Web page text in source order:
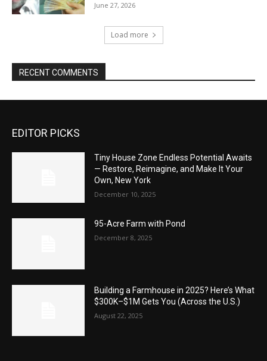
June 27, 2026
Load more
RECENT COMMENTS
EDITOR PICKS
Tiny House Zone Endless Potential Awaits
— Restore, Reimagine, and Make It Your
Own, New York
December 10, 2025
95-Acre Farm with Pond
December 8, 2025
Building a Farmhouse in 2025? Here’s What
$300K–$1M Gets You (Across the U.S.)
August 22, 2025